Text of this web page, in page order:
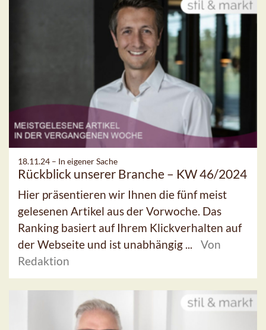
18.11.24 – In eigener Sache
Rückblick unserer Branche – KW 46/2024
Hier präsentieren wir Ihnen die fünf meist
gelesenen Artikel aus der Vorwoche. Das
Ranking basiert auf Ihrem Klickverhalten auf
der Webseite und ist unabhängig ...
Von
Redaktion